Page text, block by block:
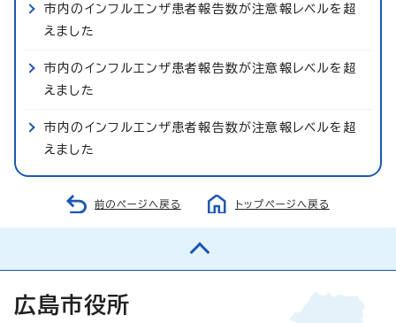
市内のインフルエンザ患者報告数が注意報レベルを超
えました
市内のインフルエンザ患者報告数が注意報レベルを超
えました
市内のインフルエンザ患者報告数が注意報レベルを超
えました
前のページへ戻る トップページへ戻る
広島市役所